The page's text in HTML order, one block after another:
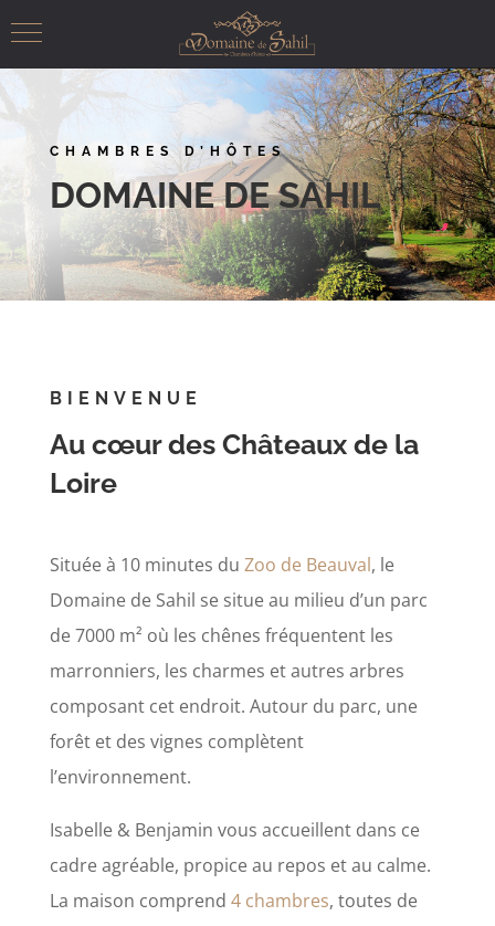
CHAMBRES D’HÔTES
DOMAINE DE SAHIL
BIENVENUE
Au cœur des Châteaux de la
Loire
Située à 10 minutes du Zoo de Beauval, le
Domaine de Sahil se situe au milieu d’un parc
de 7000 m² où les chênes fréquentent les
marronniers, les charmes et autres arbres
composant cet endroit. Autour du parc, une
forêt et des vignes complètent
l’environnement.
Isabelle & Benjamin vous accueillent dans ce
cadre agréable, propice au repos et au calme.
La maison comprend 4 chambres, toutes de